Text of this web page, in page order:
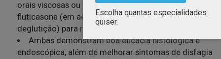
orais viscosas ou comprimidos orodispersíveis) ou
fluticasona (em aerossol ou formulações para
deglutição) para reduzir inflamação esofágica.
Ambas demonstram boa eficácia histológica e
endoscópica, além de melhorar sintomas de disfagia
Escolha quantas especialidades
quiser.